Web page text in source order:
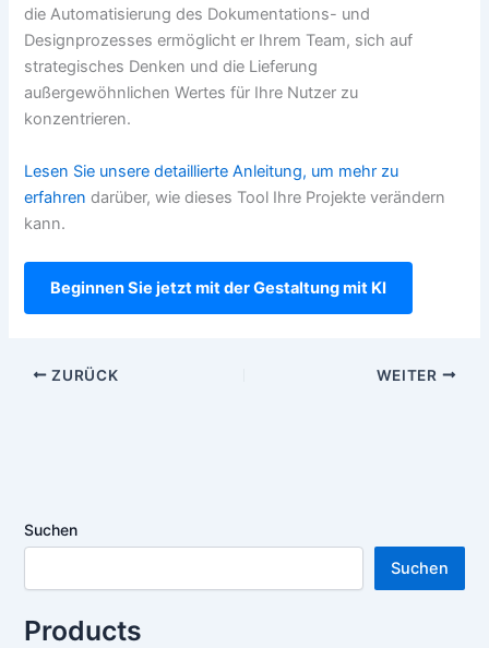
die Automatisierung des Dokumentations- und
Designprozesses ermöglicht er Ihrem Team, sich auf
strategisches Denken und die Lieferung
außergewöhnlichen Wertes für Ihre Nutzer zu
konzentrieren.
Lesen Sie unsere detaillierte Anleitung, um mehr zu
erfahren darüber, wie dieses Tool Ihre Projekte verändern
kann.
Beginnen Sie jetzt mit der Gestaltung mit KI
ZURÜCK WEITER
Suchen
Suchen
Products